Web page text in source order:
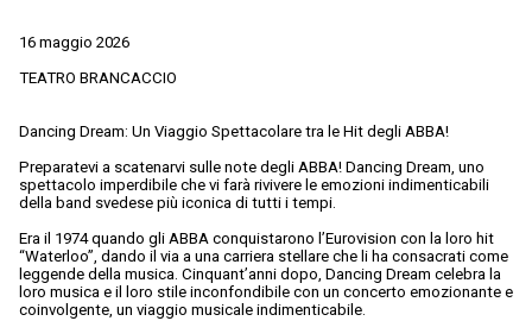
16 maggio 2026
TEATRO BRANCACCIO
Dancing Dream: Un Viaggio Spettacolare tra le Hit degli ABBA!
Preparatevi a scatenarvi sulle note degli ABBA! Dancing Dream, uno
spettacolo imperdibile che vi farà rivivere le emozioni indimenticabili
della band svedese più iconica di tutti i tempi.
Era il 1974 quando gli ABBA conquistarono l’Eurovision con la loro hit
“Waterloo”, dando il via a una carriera stellare che li ha consacrati come
leggende della musica. Cinquant’anni dopo, Dancing Dream celebra la
loro musica e il loro stile inconfondibile con un concerto emozionante e
coinvolgente, un viaggio musicale indimenticabile.